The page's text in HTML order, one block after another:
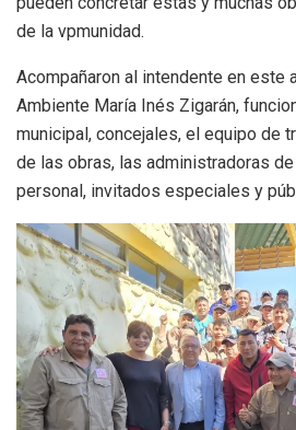
de la vpmunidad.
Acompañaron al intendente en este
Ambiente María Inés Zigarán,
municipal, concejales, el equipo de
de las obras, las administradoras
personal, invitados especiales y